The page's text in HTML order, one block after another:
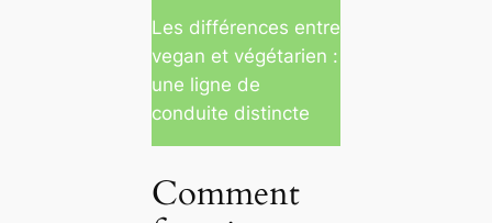
Les différences entre
vegan et végétarien :
une ligne de
conduite distincte
Comment